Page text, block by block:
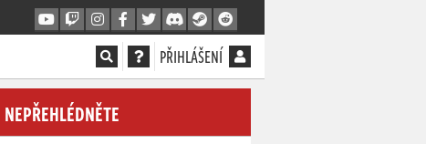
PŘIHLÁŠENÍ
NEPŘEHLÉDNĚTE